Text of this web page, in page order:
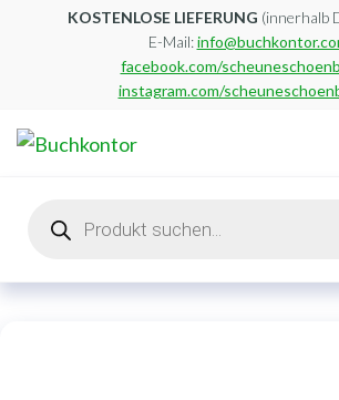
KOSTENLOSE LIEFERUNG (innerhalb
E-Mail:
facebook.com/
instagram.com/
search